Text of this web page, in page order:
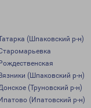
(Шпаковский р-н)
(Шпаковский р-н)
(Труновский р-н)
(Ипатовский р-н)